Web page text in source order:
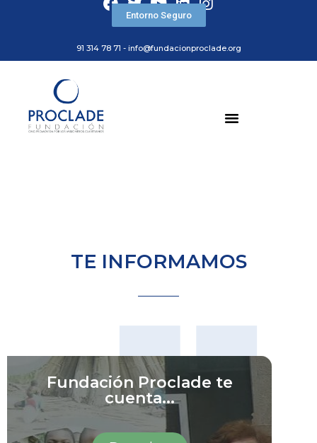
Entorno Seguro
91 314 78 71 - info@fundacionproclade.org
TE INFORMAMOS
Fundación Proclade te
cuenta...